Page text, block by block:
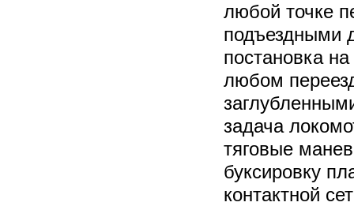
любой точке
подъездными
постановка
любом
задача
тяговые
буксировку
контактной